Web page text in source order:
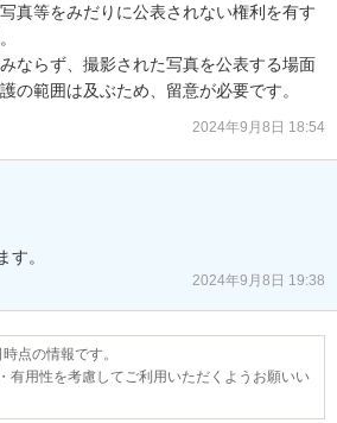
真等をみだりに公表されない権利を有す
ならず、撮影された写真を公表する場面
の範囲は及ぶため、留意が必要です。
2024年9月8日 18:54
す。
2024年9月8日 19:38
点の情報です。
有用性を考慮してご利用いただくようお願いい